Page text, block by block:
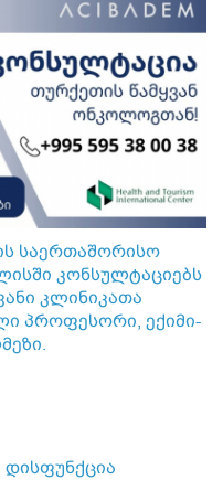
საერთაშორისო
კონსულტაციებს
კლინიკათა
პროფესორი, ექიმი-